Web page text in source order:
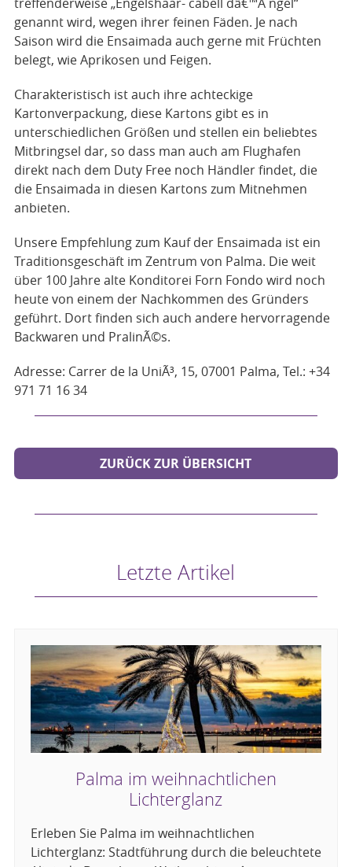
genannt wird, wegen ihrer feinen Fäden. Je nach
Saison wird die Ensaimada auch gerne mit Früchten
belegt, wie Aprikosen und Feigen.
Charakteristisch ist auch ihre achteckige
Kartonverpackung, diese Kartons gibt es in
unterschiedlichen Größen und stellen ein beliebtes
Mitbringsel dar, so dass man auch am Flughafen
direkt nach dem Duty Free noch Händler findet, die
die Ensaimada in diesen Kartons zum Mitnehmen
anbieten.
Unsere Empfehlung zum Kauf der Ensaimada ist ein
Traditionsgeschäft im Zentrum von Palma. Die weit
über 100 Jahre alte Konditorei Forn Fondo wird noch
heute von einem der Nachkommen des Gründers
geführt. Dort finden sich auch andere hervorragende
Backwaren und PralinÃ©s.
Adresse: Carrer de la UniÃ³, 15, 07001 Palma, Tel.: +34
971 71 16 34
ZURÜCK ZUR ÜBERSICHT
Letzte Artikel
Palma im weihnachtlichen
Lichterglanz
Erleben Sie Palma im weihnachtlichen
Lichterglanz: Stadtführung durch die beleuchtete